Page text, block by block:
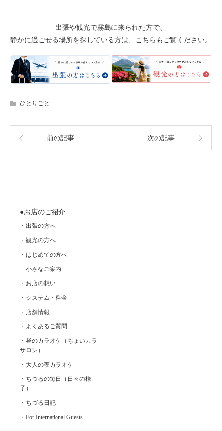
出張や観光で霧島に来られた方で、
静かに過ごせる場所を探している方は、こちらもご覧ください。
ひとりごと
前の記事 次の記事
●お店のご紹介
・出張の方へ
・観光の方へ
・はじめての方へ
・小さなご案内
・お店の想い
・システム・料金
・店舗情報
・よくあるご質問
・昼のカラオケ（ちょいカラ
サロン）
・大人の夜カラオケ
・ちづるの毎日（日々の様
子）
・ちづる日記
・For International Guests